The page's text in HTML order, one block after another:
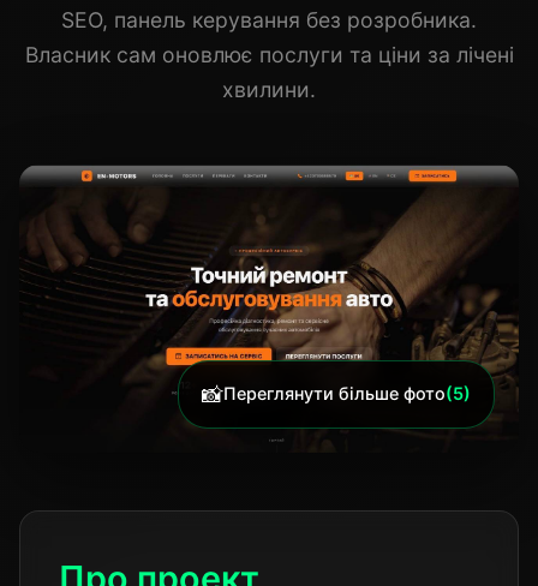
SEO, панель керування без розробника.
Власник сам оновлює послуги та ціни за лічені
хвилини.
📸Переглянути більше фото(5)